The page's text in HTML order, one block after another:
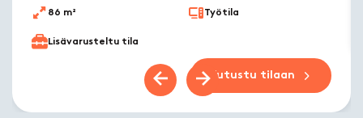
86 m² Työtila
Lisävarusteltu tila
Tutustu tilaan
Previous slide
Next slide